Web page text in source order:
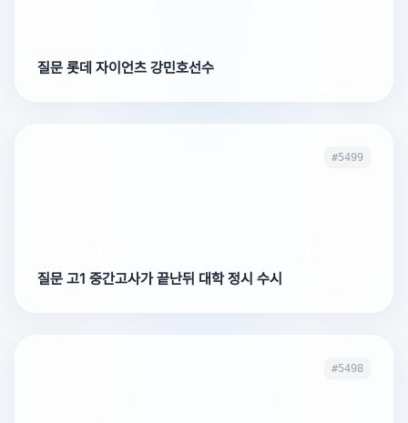
질문 롯데 자이언츠 강민호선수
#5499
질문 고1 중간고사가 끝난뒤 대학 정시 수시
#5498